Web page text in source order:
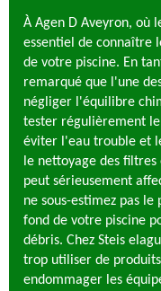
À Agen D Aveyron, où
essentiel de connaître
de votre piscine. En
remarqué que l'une
négliger l'équilibre
tester régulièrement
éviter l'eau trouble et
le nettoyage des
peut sérieusement
ne sous-estimez pas
fond de votre piscine
débris. Chez Steis
trop utiliser de
endommager les